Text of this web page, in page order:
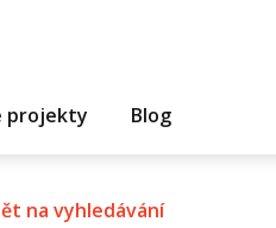
projekty Blog
na vyhledávání